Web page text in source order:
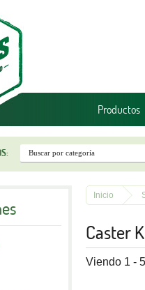
Productos
Inicio
Caster
Viendo 1 -